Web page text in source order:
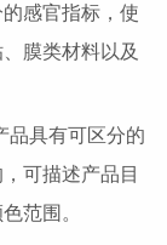
感官指标，使
膜类材料以及
品具有可区分的
可描述产品目
范围。